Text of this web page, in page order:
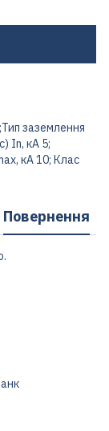
заземлення
In, кА 5;
кА 10; Клас
Повернення